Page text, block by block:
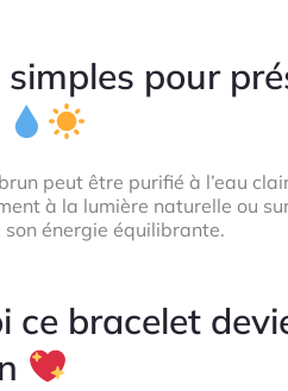
simples pour
peut être purifié à l’eau
à la lumière naturelle ou
énergie équilibrante.
ce bracelet